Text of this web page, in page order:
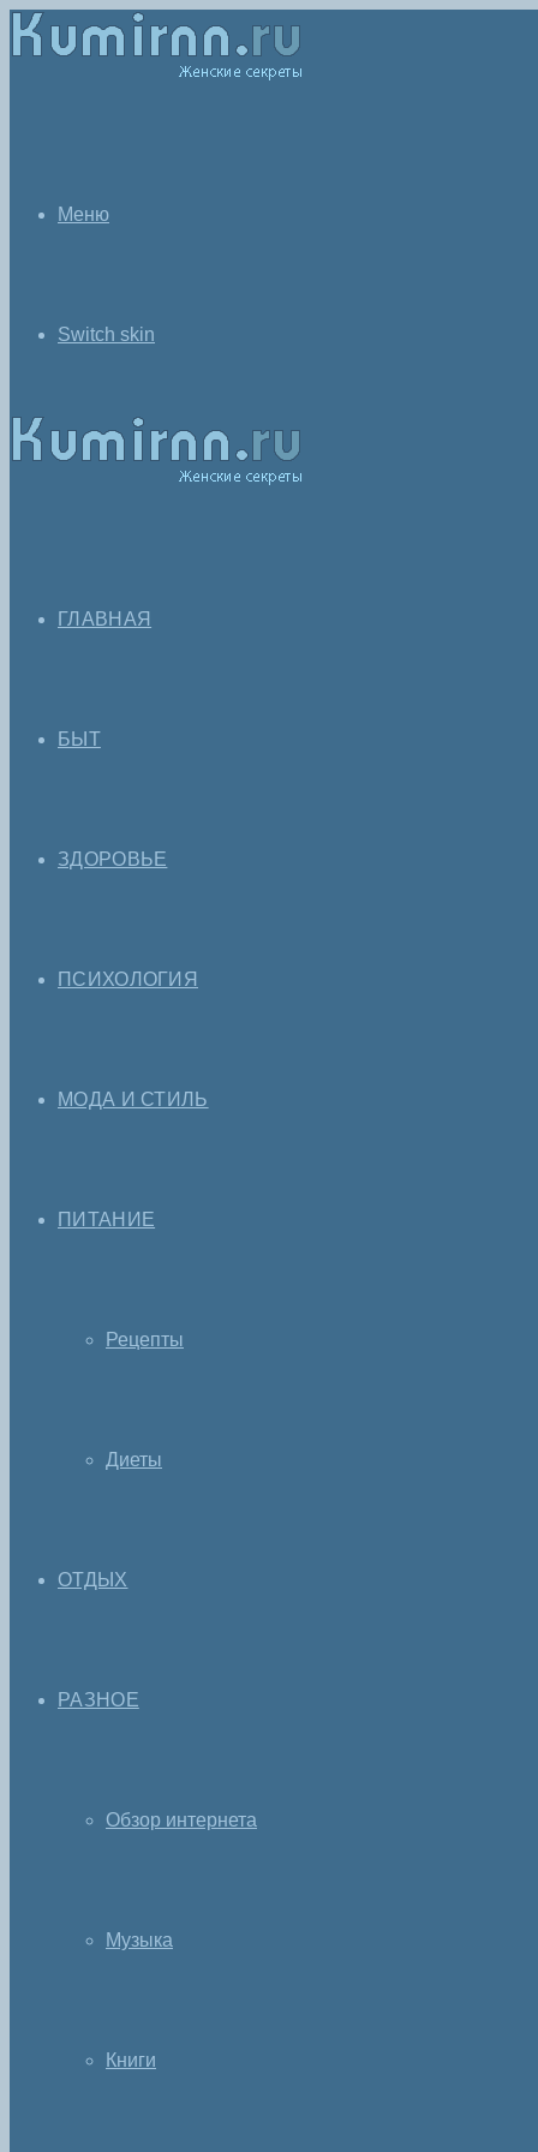
Меню
Switch skin
ГЛАВНАЯ
БЫТ
ЗДОРОВЬЕ
ПСИХОЛОГИЯ
МОДА И СТИЛЬ
ПИТАНИЕ
Рецепты
Диеты
ОТДЫХ
РАЗНОЕ
Обзор интернета
Музыка
Книги